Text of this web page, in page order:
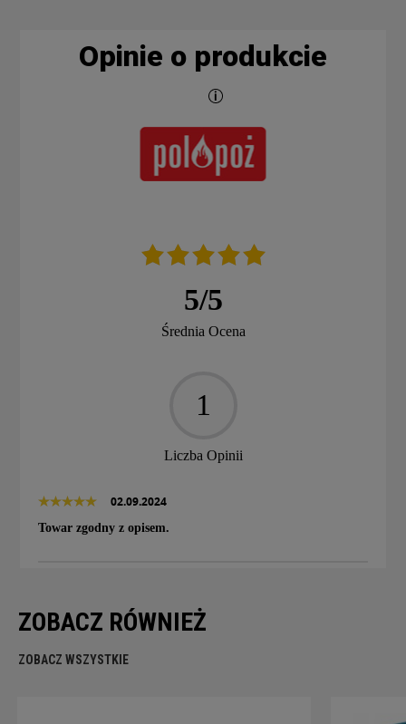
Opinie o produkcie
5/5
Średnia Ocena
1
Liczba Opinii
02.09.2024
Towar zgodny z opisem.
ZOBACZ RÓWNIEŻ
ZOBACZ WSZYSTKIE